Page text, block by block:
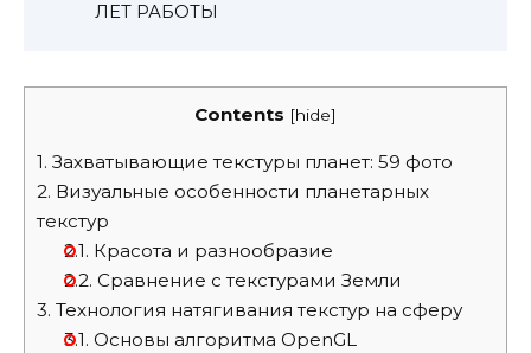
ЛЕТ РАБОТЫ
Contents [hide]
1. Захватывающие текстуры планет: 59 фото
2. Визуальные особенности планетарных
текстур
2.1. Красота и разнообразие
2.2. Сравнение с текстурами Земли
3. Технология натягивания текстур на сферу
3.1. Основы алгоритма OpenGL